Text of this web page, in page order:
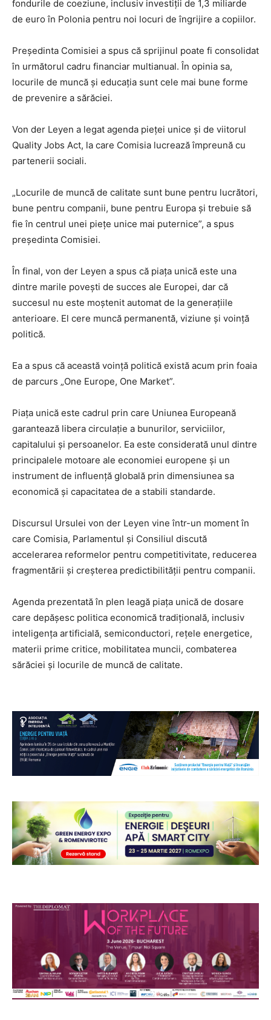
fondurile de coeziune, inclusiv investiții de 1,3 miliarde
de euro în Polonia pentru noi locuri de îngrijire a copiilor.
Președinta Comisiei a spus că sprijinul poate fi consolidat
în următorul cadru financiar multianual. În opinia sa,
locurile de muncă și educația sunt cele mai bune forme
de prevenire a sărăciei.
Von der Leyen a legat agenda pieței unice și de viitorul
Quality Jobs Act, la care Comisia lucrează împreună cu
partenerii sociali.
„Locurile de muncă de calitate sunt bune pentru lucrători,
bune pentru companii, bune pentru Europa și trebuie să
fie în centrul unei piețe unice mai puternice”, a spus
președinta Comisiei.
În final, von der Leyen a spus că piața unică este una
dintre marile povești de succes ale Europei, dar că
succesul nu este moștenit automat de la generațiile
anterioare. El cere muncă permanentă, viziune și voință
politică.
Ea a spus că această voință politică există acum prin foaia
de parcurs „One Europe, One Market”.
Piața unică este cadrul prin care Uniunea Europeană
garantează libera circulație a bunurilor, serviciilor,
capitalului și persoanelor. Ea este considerată unul dintre
principalele motoare ale economiei europene și un
instrument de influență globală prin dimensiunea sa
economică și capacitatea de a stabili standarde.
Discursul Ursulei von der Leyen vine într-un moment în
care Comisia, Parlamentul și Consiliul discută
accelerarea reformelor pentru competitivitate, reducerea
fragmentării și creșterea predictibilității pentru companii.
Agenda prezentată în plen leagă piața unică de dosare
care depășesc politica economică tradițională, inclusiv
inteligența artificială, semiconductori, rețele energetice,
materii prime critice, mobilitatea muncii, combaterea
sărăciei și locurile de muncă de calitate.